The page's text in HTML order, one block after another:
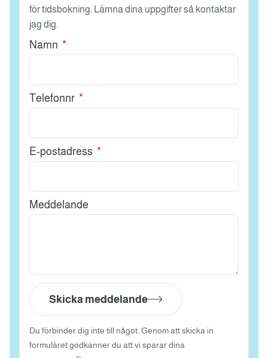
för tidsbokning. Lämna dina uppgifter så kontaktar
jag dig.
Namn
Telefonnr
E-postadress
Meddelande
Skicka meddelande
Du förbinder dig inte till något. Genom att skicka in
formuläret godkänner du att vi sparar dina